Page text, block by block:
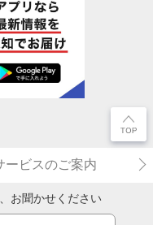
ービスのご案内
お聞かせください